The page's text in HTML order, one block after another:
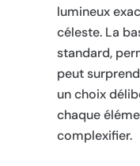
lumineux
céleste. La
standard,
peut
un choix
chaque
complexifier.